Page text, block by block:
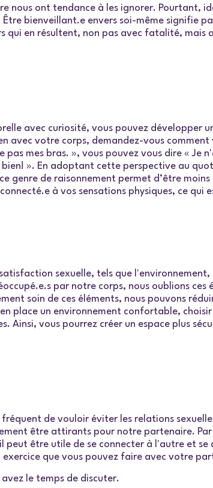
nous ont tendance à les ignorer. Pourtant,
bienveillant.e envers soi-même signifie
qui en résultent, non pas avec fatalité,
avec curiosité, vous pouvez développer
avec votre corps, demandez-vous
mes bras. », vous pouvez vous dire « Je
». En adoptant cette perspective au
genre de raisonnement permet d’être
à vos sensations physiques, ce
sexuelle, tels que
par notre corps, nous oublions
soin de ces éléments, nous pouvons
place un environnement confortable,
Ainsi, vous pourrez créer un espace plus
de vouloir éviter les relations
être attirants pour notre partenaire.
peut être utile de se connecter à l'autre et
exercice que vous pouvez faire avec votre
le temps de discuter.